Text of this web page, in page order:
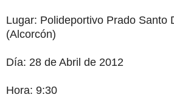
Lugar: Polideportivo Prado Santo
(Alcorcón)
Día: 28 de Abril de 2012
Hora: 9:30